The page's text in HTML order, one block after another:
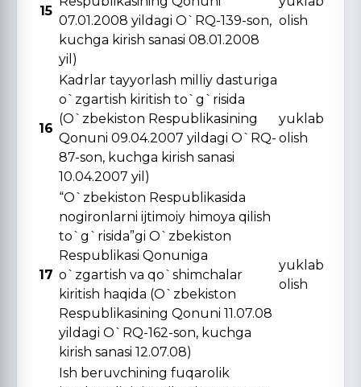
15
07.01.2008 yildagi O`RQ-139-son,
kuchga kirish sanasi 08.01.2008
yil)
olish
16
Kadrlar tayyorlash milliy dasturiga
o`zgartish kiritish to`g`risida
(O`zbekiston Respublikasining
Qonuni 09.04.2007 yildagi O`RQ-
87-son, kuchga kirish sanasi
10.04.2007 yil)
yuklab
olish
17
“O`zbekiston Respublikasida
nogironlarni ijtimoiy himoya qilish
to`g`risida”gi O`zbekiston
Respublikasi Qonuniga
o`zgartish va qo`shimchalar
kiritish haqida (O`zbekiston
Respublikasining Qonuni 11.07.08
yildagi O`RQ-162-son, kuchga
kirish sanasi 12.07.08)
yuklab
olish
Ish beruvchining fuqarolik